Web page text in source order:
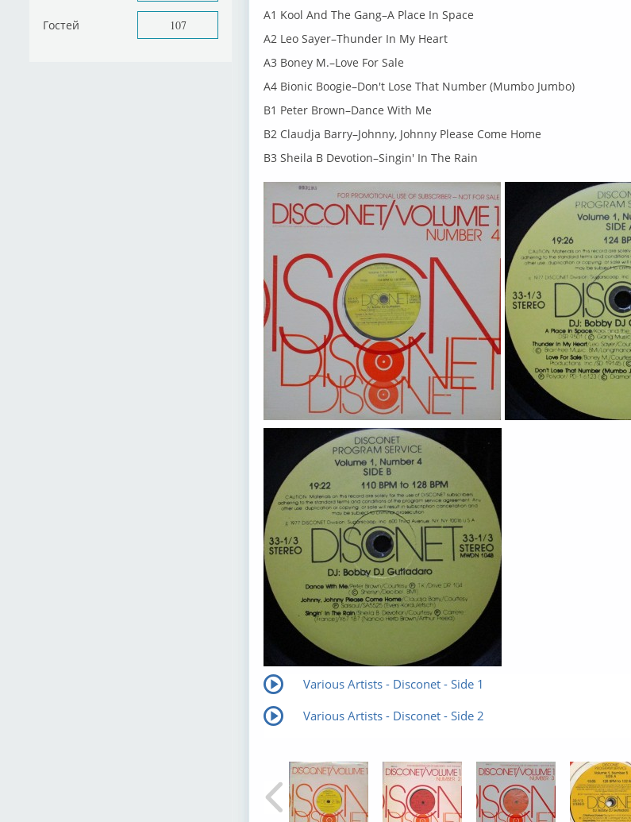
Гостей 107
A1 Kool And The Gang–A Place In Space
A2 Leo Sayer–Thunder In My Heart
A3 Boney M.–Love For Sale
A4 Bionic Boogie–Don't Lose That Number (Mumbo Jumbo)
B1 Peter Brown–Dance With Me
B2 Claudja Barry–Johnny, Johnny Please Come Home
B3 Sheila B Devotion–Singin' In The Rain
Various Artists - Disconet - Side 1
Various Artists - Disconet - Side 2